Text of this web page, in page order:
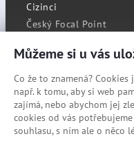
Cizinci
Český Focal Point
RSS
Cookies
Prohlášení o
Mapa stránek
Můžeme si u vás
Co že to znamená?
např. k tomu, aby si web
zajímá, nebo abychom jej
cookies od vás
souhlasu, s ním ale o něco